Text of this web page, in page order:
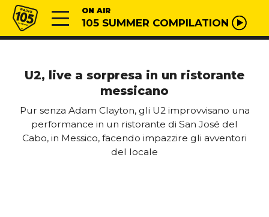
Vai al contenuto
Radio 105 ON AIR
105 SUMMER COMPILATION
U2, live a sorpresa in un ristorante
messicano
Pur senza Adam Clayton, gli U2 improvvisano una
performance in un ristorante di San José del
Cabo, in Messico, facendo impazzire gli avventori
del locale